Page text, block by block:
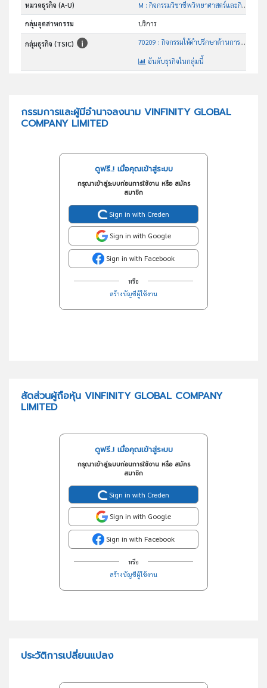
หมวดธุรกิจ (A-U) M : กิจกรรมวิชาชีพวิทยาศาสตร์และกิจกรรมทาง วิชาการ
กลุ่มอุตสาหกรรม บริการ
กลุ่มธุรกิจ (TSIC) 70209 : กิจกรรมให้คำปรึกษาด้านการบริหารจัดการอื่นๆซึ่งมิได้จัด ประเภทไว้ในที่อื่น
อันดับธุรกิจในกลุ่มนี้
กรรมการและผู้มีอำนาจลงนาม VINFINITY GLOBAL
COMPANY LIMITED
ดูฟรี..! เมื่อคุณเข้าสู่ระบบ
กรุณาเข้าสู่ระบบก่อนการใช้งาน หรือ สมัคร
สมาชิก
Sign in with Creden
Sign in with Google
Sign in with Facebook
หรือ
สร้างบัญชีผู้ใช้งาน
สัดส่วนผู้ถือหุ้น VINFINITY GLOBAL COMPANY
LIMITED
ดูฟรี..! เมื่อคุณเข้าสู่ระบบ
กรุณาเข้าสู่ระบบก่อนการใช้งาน หรือ สมัคร
สมาชิก
Sign in with Creden
Sign in with Google
Sign in with Facebook
หรือ
สร้างบัญชีผู้ใช้งาน
ประวัติการเปลี่ยนแปลง